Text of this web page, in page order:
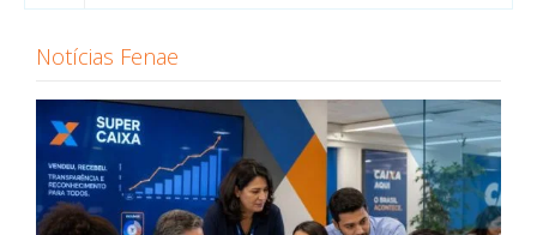
Notícias Fenae